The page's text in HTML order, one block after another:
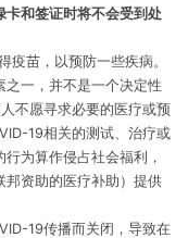
卡和签证时将不会受到处
疫苗，以预防一些疾病。
一，并不是一个决定性
不愿寻求必要的医疗或预
19相关的测试、治疗或
为算作侵占社会福利，
邦资助的医疗补助）提供
19传播而关闭，导致在